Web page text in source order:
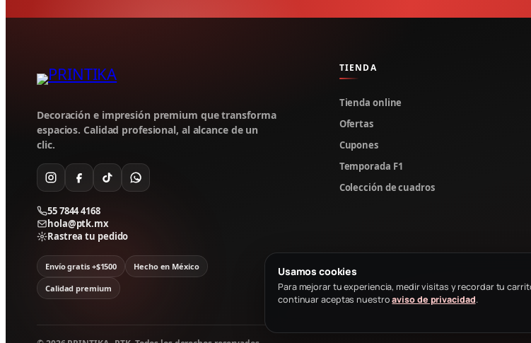
Usamos cookies
Para mejorar tu experiencia, medir visitas y recordar tu
continuar aceptas nuestroaviso de privacidad.
Decoración e impresión premium que transforma
espacios. Calidad profesional, al alcance de un
clic.
55 7844 4168
hola@ptk.mx
Rastrea tu pedido
Envío gratis +$1500 Hecho en México
Calidad premium
TIENDA
Tienda online
Ofertas
Cupones
Temporada F1
Colección de cuadros